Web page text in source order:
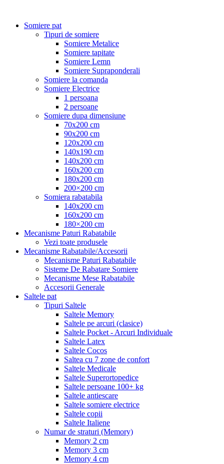
Somiere pat
Tipuri de somiere
Somiere Metalice
Somiere tapitate
Somiere Lemn
Somiere Supraponderali
Somiere la comanda
Somiere Electrice
1 persoana
2 persoane
Somiere dupa dimensiune
70x200 cm
90x200 cm
120x200 cm
140x190 cm
140x200 cm
160x200 cm
180x200 cm
200×200 cm
Somiera rabatabila
140x200 cm
160x200 cm
180×200 cm
Mecanisme Paturi Rabatabile
Vezi toate produsele
Mecanisme Rabatabile/Accesorii
Mecanisme Paturi Rabatabile
Sisteme De Rabatare Somiere
Mecanisme Mese Rabatabile
Accesorii Generale
Saltele pat
Tipuri Saltele
Saltele Memory
Saltele pe arcuri (clasice)
Saltele Pocket - Arcuri Individuale
Saltele Latex
Saltele Cocos
Saltea cu 7 zone de confort
Saltele Medicale
Saltele Superortopedice
Saltele persoane 100+ kg
Saltele antiescare
Saltele somiere electrice
Saltele copii
Saltele Italiene
Numar de straturi (Memory)
Memory 2 cm
Memory 3 cm
Memory 4 cm